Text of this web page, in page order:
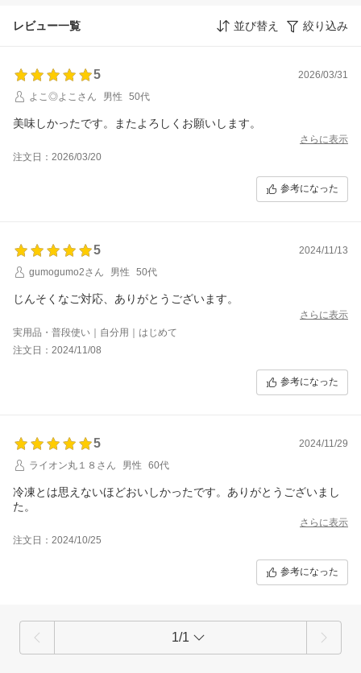
レビュー一覧 並び替え 絞り込み
5
2026/03/31
よこ◎よこさん
男性 50代
美味しかったです。またよろしくお願いします。
さらに表示
注文日：2026/03/20
参考になった
5
2024/11/13
gumogumo2さん
男性 50代
じんそくなご対応、ありがとうございます。
さらに表示
実用品・普段使い｜自分用｜はじめて
注文日：2024/11/08
参考になった
5
2024/11/29
ライオン丸１８さん
男性 60代
冷凍とは思えないほどおいしかったです。ありがとうございまし
た。
さらに表示
注文日：2024/10/25
参考になった
1/1